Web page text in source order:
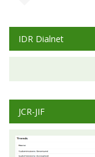
IDR Dialnet
JCR-JIF